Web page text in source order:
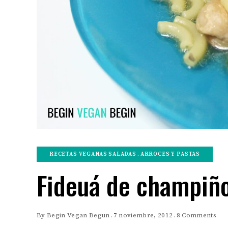
RECETAS VEGANAS SALADAS ARROCES Y PASTAS
Fideuá de
By Begin Vegan Begun 7 noviembre, 2012 8 Comments